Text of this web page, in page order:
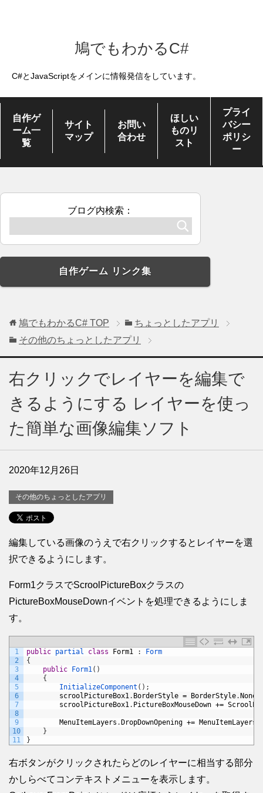
鳩でもわかるC#
C#とJavaScriptをメインに情報発信をしています。
自作ゲ
ーム一
覧
サイト
マップ
お問い
合わせ
ほしい
ものリ
スト
プライ
バシー
ポリシ
ー
ブログ内検索：
自作ゲーム リンク集
鳩でもわかるC# TOP
ちょっとしたアプリ
その他のちょっとしたアプリ
右クリックでレイヤーを編集で
きるようにする レイヤーを使っ
た簡単な画像編集ソフト
2020年12月26日
その他のちょっとしたアプリ
編集している画像のうえで右クリックするとレイヤーを選
択できるようにします。
Form1クラスでScroolPictureBoxクラスの
PictureBoxMouseDownイベントを処理できるようにしま
す。
1
2
3
4
5
6
7
8
9
10
11
public partial class Form1 :
Form
{
public
Form1( )
{
InitializeComponent ( ) ;
scroolPictureBox1. BorderStyle = BorderStyle. None
scroolPictureBox1. PictureBoxMouseDown +=
MenuItemLayers . DropDownOpening +=
}
}
右ボタンがクリックされたらどのレイヤーに相当する部分
かしらべてコンテキストメニューを表示します。